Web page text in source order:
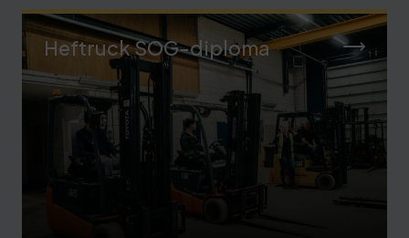
Heftruck SOG-diploma